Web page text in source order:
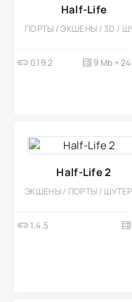
Half-Life
0.19.2 9 Mb +
Half-Life 2
1.4.5